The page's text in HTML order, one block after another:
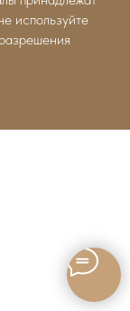
используйте